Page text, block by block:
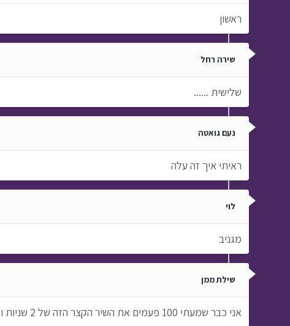
ראשון
שירה רחל
שלישית ......
נעם גואטה
ראיתי איך זה עלה
לוי
מגניב
שילת ממן
אני כבר שמעתי 100 פעמים את השיר הקצר הזה של 2 שניות ולא הצלחתי לדעת איזה שיר זה מה זה מסכנים